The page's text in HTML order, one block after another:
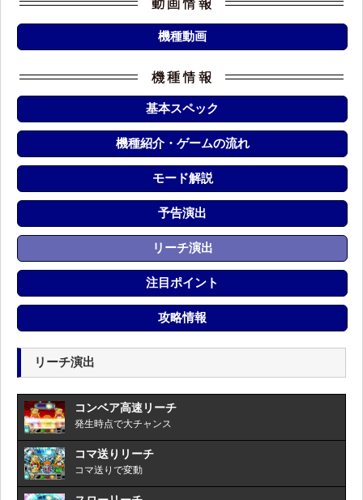
機種動画
基本スペック
機種紹介・ゲームの流れ
モード解説
予告演出
リーチ演出
注目ポイント
攻略情報
リーチ演出
コンベア高速リーチ
発生時点で大チャンス
コマ送りリーチ
コマ送りで変動